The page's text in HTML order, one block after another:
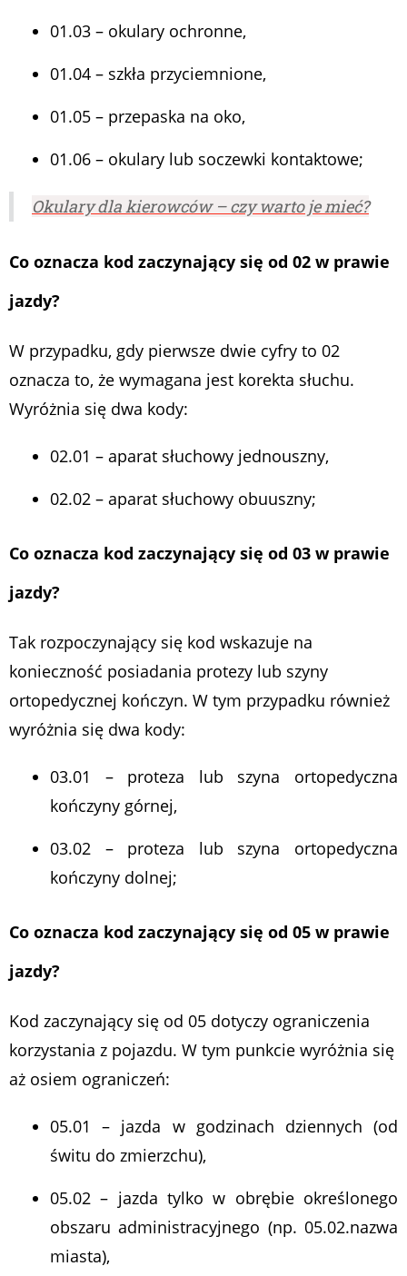
01.03 – okulary ochronne,
01.04 – szkła przyciemnione,
01.05 – przepaska na oko,
01.06 – okulary lub soczewki kontaktowe;
Okulary dla kierowców – czy warto je mieć?
Co oznacza kod zaczynający się od 02 w prawie
jazdy?
W przypadku, gdy pierwsze dwie cyfry to 02
oznacza to, że wymagana jest korekta słuchu.
Wyróżnia się dwa kody:
02.01 – aparat słuchowy jednouszny,
02.02 – aparat słuchowy obuuszny;
Co oznacza kod zaczynający się od 03 w prawie
jazdy?
Tak rozpoczynający się kod wskazuje na
konieczność posiadania protezy lub szyny
ortopedycznej kończyn. W tym przypadku również
wyróżnia się dwa kody:
03.01 – proteza lub szyna ortopedyczna
kończyny górnej,
03.02 – proteza lub szyna ortopedyczna
kończyny dolnej;
Co oznacza kod zaczynający się od 05 w prawie
jazdy?
Kod zaczynający się od 05 dotyczy ograniczenia
korzystania z pojazdu. W tym punkcie wyróżnia się
aż osiem ograniczeń:
05.01 – jazda w godzinach dziennych (od
świtu do zmierzchu),
05.02 – jazda tylko w obrębie określonego
obszaru administracyjnego (np. 05.02.nazwa
miasta),